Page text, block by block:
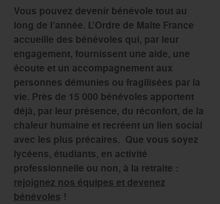
Vous pouvez devenir bénévole tout au
long de l’année. L’Ordre de Malte France
accueille des bénévoles qui, par leur
engagement, fournissent une aide, une
écoute et un accompagnement aux
personnes démunies ou fragilisées par la
vie. Près de 15 000 bénévoles apportent
déjà, par leur présence, du réconfort, de la
chaleur humaine et recréent un lien social
avec les plus précaires. Que vous soyez
lycéens, étudiants, en activité
professionnelle ou non, à la retraite :
rejoignez nos équipes et devenez
bénévoles !